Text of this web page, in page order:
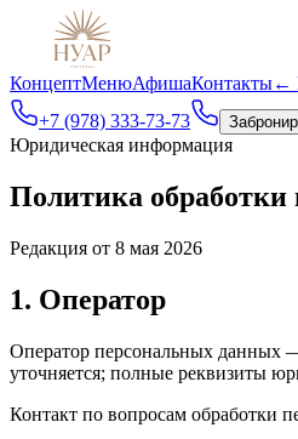
КонцептМенюАфишаКонтакты←
+7 (978) 333-73-73
Юридическая информация
Политика обработки
Редакция от 8 мая 2026
1. Оператор
Оператор персональных данных
уточняется; полные реквизиты
Контакт по вопросам обработки